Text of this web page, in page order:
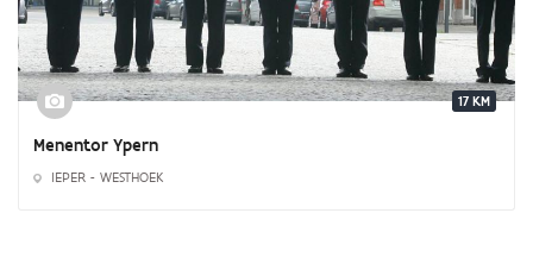
17 KM
Menentor Ypern
IEPER - WESTHOEK